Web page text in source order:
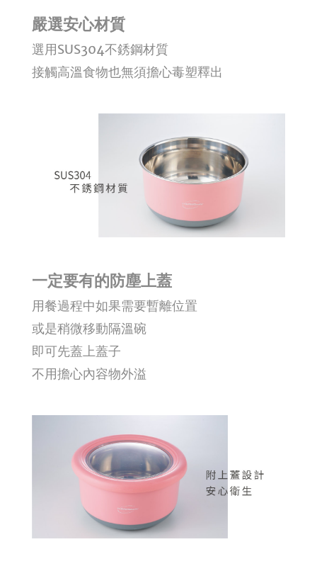
嚴選安心材質
選用SUS304不銹鋼材質
接觸高溫食物也無須擔心毒塑釋出
一定要有的防塵上蓋
用餐過程中如果需要暫離位置
或是稍微移動隔溫碗
即可先蓋上蓋子
不用擔心內容物外溢